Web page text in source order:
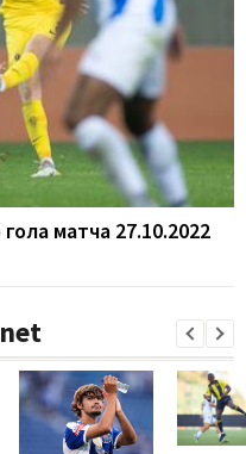
матча 27.10.2022